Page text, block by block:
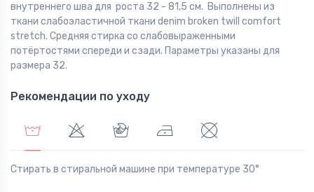
внутреннего шва для роста 32 - 81,5 см. Выполнены из
ткани слабоэластичной ткани denim broken twill comfort
stretch. Средняя стирка со слабовыраженными
потёртостями спереди и сзади. Параметры указаны для
размера 32.
Рекомендации по уходу
Стирать в стиральной машине при температуре 30°